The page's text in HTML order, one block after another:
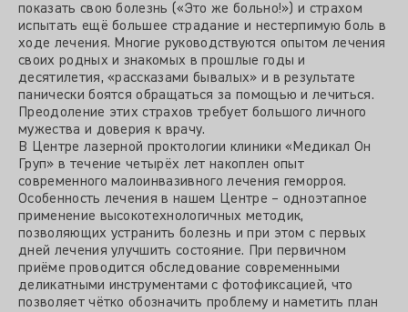
показать свою болезнь («Это же больно!») и страхом
испытать ещё большее страдание и нестерпимую боль в
ходе лечения. Многие руководствуются опытом лечения
своих родных и знакомых в прошлые годы и
десятилетия, «рассказами бывалых» и в результате
панически боятся обращаться за помощью и лечиться.
Преодоление этих страхов требует большого личного
мужества и доверия к врачу.
В Центре лазерной проктологии клиники «Медикал Он
Груп» в течение четырёх лет накоплен опыт
современного малоинвазивного лечения геморроя.
Особенность лечения в нашем Центре – одноэтапное
применение высокотехнологичных методик,
позволяющих устранить болезнь и при этом с первых
дней лечения улучшить состояние. При первичном
приёме проводится обследование современными
деликатными инструментами с фотофиксацией, что
позволяет чётко обозначить проблему и наметить план